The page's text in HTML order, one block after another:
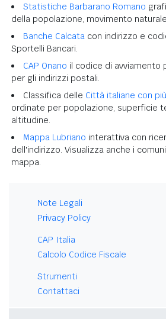
Statistiche Barbarano Romano
della popolazione, movimento
Banche Calcata con indirizzo e
Sportelli Bancari.
CAP Onano il codice di avviamento
per gli indirizzi postali.
Classifica delle Città italiane con
ordinate per popolazione, superficie
altitudine.
Mappa Lubriano interattiva con
dell'indirizzo. Visualizza anche i
mappa.
Note Legali
Privacy Policy
CAP Italia
Calcolo Codice Fiscale
Strumenti
Contattaci